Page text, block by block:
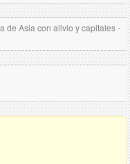
de Asia con alivio y capitales -